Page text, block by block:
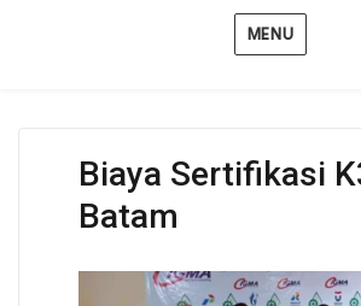
MENU
Biaya Sertifikasi
Batam